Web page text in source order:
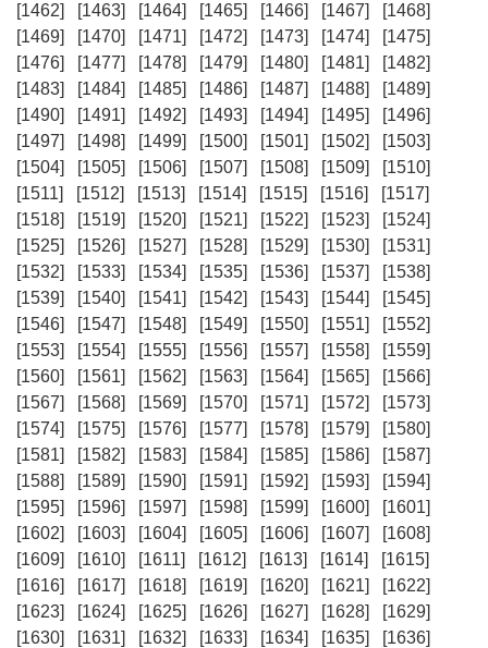
[1462]
[1463] [1464] [1465] [1466] [1467]
[1468]
[1469]
[1470] [1471] [1472] [1473] [1474]
[1475]
[1476]
[1477] [1478] [1479] [1480] [1481]
[1482]
[1483]
[1484] [1485] [1486] [1487] [1488]
[1489]
[1490]
[1491] [1492] [1493] [1494] [1495]
[1496]
[1497]
[1498] [1499] [1500] [1501] [1502]
[1503]
[1504]
[1505] [1506] [1507] [1508] [1509]
[1510]
[1511]
[1512] [1513] [1514] [1515] [1516]
[1517]
[1518]
[1519] [1520] [1521] [1522] [1523]
[1524]
[1525]
[1526] [1527] [1528] [1529] [1530]
[1531]
[1532]
[1533] [1534] [1535] [1536] [1537]
[1538]
[1539]
[1540] [1541] [1542] [1543] [1544]
[1545]
[1546]
[1547] [1548] [1549] [1550] [1551]
[1552]
[1553]
[1554] [1555] [1556] [1557] [1558]
[1559]
[1560]
[1561] [1562] [1563] [1564] [1565]
[1566]
[1567]
[1568] [1569] [1570] [1571] [1572]
[1573]
[1574]
[1575] [1576] [1577] [1578] [1579]
[1580]
[1581]
[1582] [1583] [1584] [1585] [1586]
[1587]
[1588]
[1589] [1590] [1591] [1592] [1593]
[1594]
[1595]
[1596] [1597] [1598] [1599] [1600]
[1601]
[1602]
[1603] [1604] [1605] [1606] [1607]
[1608]
[1609]
[1610] [1611] [1612] [1613] [1614]
[1615]
[1616]
[1617] [1618] [1619] [1620] [1621]
[1622]
[1623]
[1624] [1625] [1626] [1627] [1628]
[1629]
[1630]
[1631] [1632] [1633] [1634] [1635]
[1636]